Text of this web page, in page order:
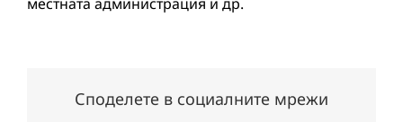
Споделете в социалните мрежи